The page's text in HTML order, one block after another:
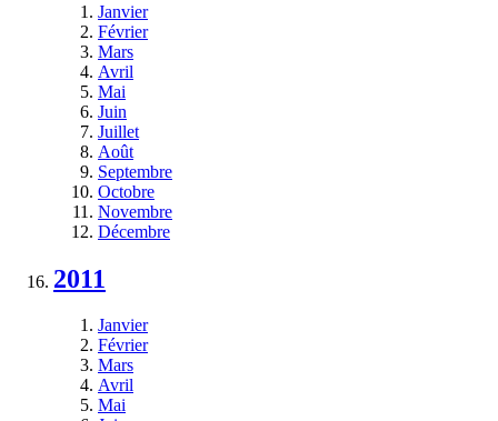
Janvier
Février
Mars
Avril
Mai
Juin
Juillet
Août
Septembre
Octobre
Novembre
Décembre
2011
Janvier
Février
Mars
Avril
Mai